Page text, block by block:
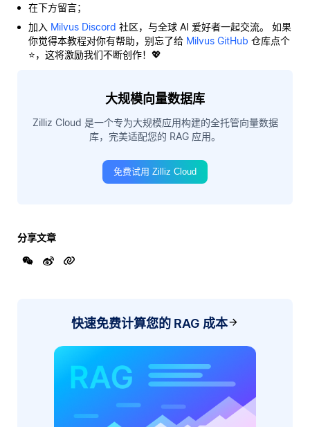
在下方留言；
加入 Milvus Discord 社区，与全球 AI 爱好者一起交流。 如果
你觉得本教程对你有帮助，别忘了给 Milvus GitHub 仓库点个
⭐，这将激励我们不断创作！💖
大规模向量数据库
Zilliz Cloud 是一个专为大规模应用构建的全托管向量数据
库，完美适配您的 RAG 应用。
免费试用 Zilliz Cloud
分享文章
快速免费计算您的 RAG 成本